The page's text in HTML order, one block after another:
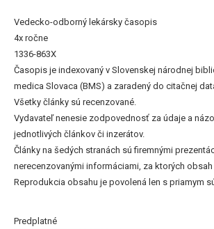
Vedecko-odborný lekársky časopis
4x ročne
1336-863X
Časopis je indexovaný v Slovenskej národnej
medica Slovaca (BMS) a zaradený do citačnej
Všetky články sú recenzované.
Vydavateľ nenesie zodpovednosť za údaje a
jednotlivých článkov či inzerátov.
Články na šedých stranách sú firemnými
nerecenzovanými informáciami, za ktorých
Reprodukcia obsahu je povolená len s priamym
Predplatné